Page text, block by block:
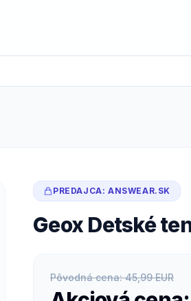
PREDAJCA: ANSWEAR.SK
Geox Detské
Pôvodná cena: 45,99 EUR